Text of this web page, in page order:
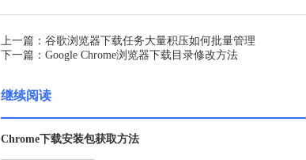
上一篇：谷歌浏览器下载任务大量积压如何批量管理
下一篇：Google Chrome浏览器下载目录修改方法
继续阅读
Chrome下载安装包获取方法